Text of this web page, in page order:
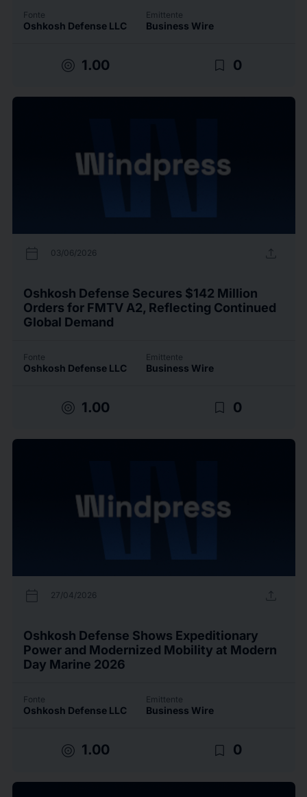
Fonte
Oshkosh Defense LLC
Emittente
Business Wire
target 1.00 bookmark_border 0
calendar_today 03/06/2026 upload
Oshkosh Defense Secures $142 Million
Orders for FMTV A2, Reflecting Continued
Global Demand
Fonte
Oshkosh Defense LLC
Emittente
Business Wire
target 1.00 bookmark_border 0
calendar_today 27/04/2026 upload
Oshkosh Defense Shows Expeditionary
Power and Modernized Mobility at Modern
Day Marine 2026
Fonte
Oshkosh Defense LLC
Emittente
Business Wire
target 1.00 bookmark_border 0